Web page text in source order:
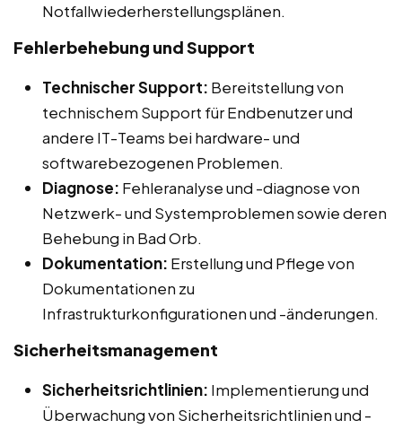
Notfallwiederherstellungsplänen.
Fehlerbehebung und Support
Technischer Support: Bereitstellung von
technischem Support für Endbenutzer und
andere IT-Teams bei hardware- und
softwarebezogenen Problemen.
Diagnose: Fehleranalyse und -diagnose von
Netzwerk- und Systemproblemen sowie deren
Behebung in Bad Orb.
Dokumentation: Erstellung und Pflege von
Dokumentationen zu
Infrastrukturkonfigurationen und -änderungen.
Sicherheitsmanagement
Sicherheitsrichtlinien: Implementierung und
Überwachung von Sicherheitsrichtlinien und -